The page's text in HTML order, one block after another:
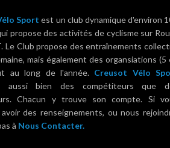
Sport est un club dynamique d'environ
propose des activités de cyclisme sur
Le Club propose des entraînements
mais également des organsiations (5
au long de l'année. Creusot Vélo
aussi bien des compétiteurs que
Chacun y trouve son compte. Si
des renseignements, ou nous
à Nous Contacter.